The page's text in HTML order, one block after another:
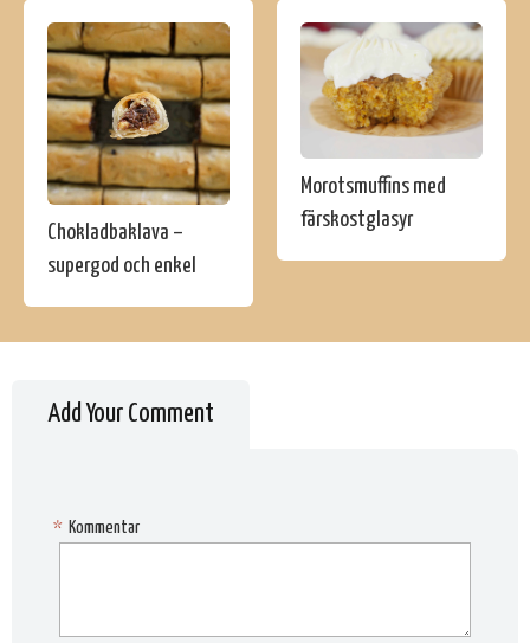
Chokladbaklava –
supergod och enkel
Morotsmuffins med
färskostglasyr
Add Your Comment
Kommentar
*